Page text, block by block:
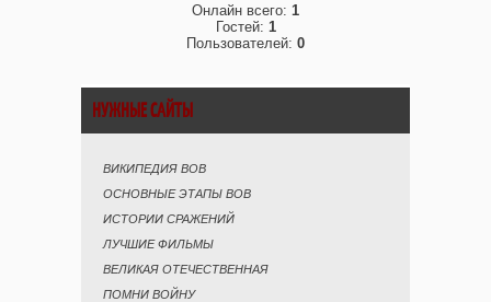
Онлайн всего: 1
Гостей: 1
Пользователей: 0
НУЖНЫЕ САЙТЫ
ВИКИПЕДИЯ ВОВ
ОСНОВНЫЕ ЭТАПЫ ВОВ
ИСТОРИИ СРАЖЕНИЙ
ЛУЧШИЕ ФИЛЬМЫ
ВЕЛИКАЯ ОТЕЧЕСТВЕННАЯ
ПОМНИ ВОЙНУ